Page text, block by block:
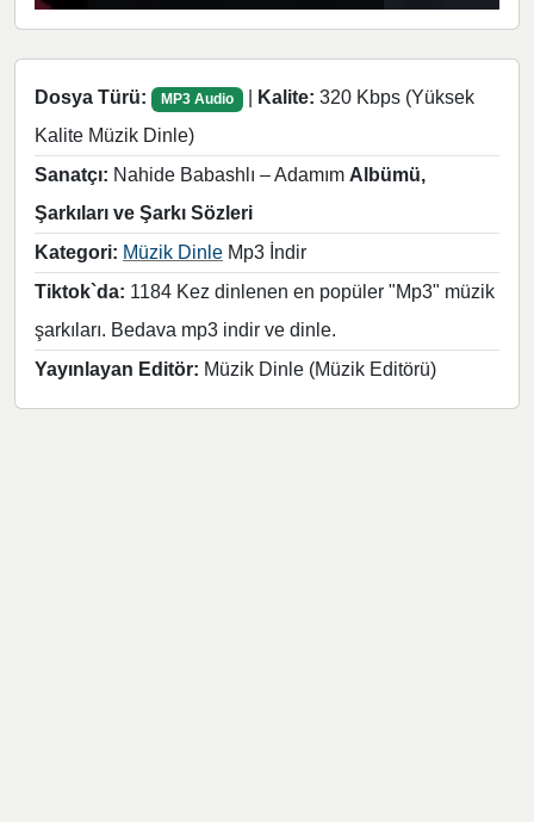
Dosya Türü: MP3 Audio | Kalite: 320 Kbps (Yüksek
Kalite Müzik Dinle)
Sanatçı: Nahide Babashlı – Adamım Albümü,
Şarkıları ve Şarkı Sözleri
Kategori: Müzik Dinle Mp3 İndir
Tiktok`da: 1184 Kez dinlenen en popüler "Mp3" müzik
şarkıları. Bedava mp3 indir ve dinle.
Yayınlayan Editör: Müzik Dinle (Müzik Editörü)